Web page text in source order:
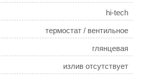
hi-tech
термостат / вентильное
глянцевая
излив отсутствует